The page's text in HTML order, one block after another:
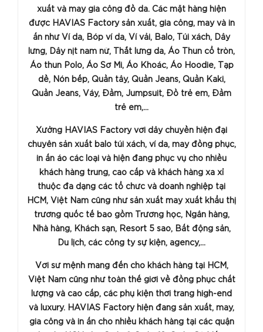
xuất và may gia công đồ da. Các mặt hàng hiện
được HAVIAS Factory sản xuất, gia công, may và in
ấn như Ví da, Bóp ví da, Ví vải, Balo, Túi xách, Dây
lưng, Dây nịt nam nữ, Thắt lưng da, Áo Thun cổ tròn,
Áo thun Polo, Áo Sơ Mi, Áo Khoác, Áo Hoodie, Tạp
dề, Nón bếp, Quần tây, Quần Jeans, Quần Kaki,
Quần Jeans, Váy, Đầm, Jumpsuit, Đồ trẻ em, Đầm
trẻ em,...
Xưởng HAVIAS Factory với dây chuyền hiện đại
chuyên sản xuất balo túi xách, ví da, may đồng phục,
in ấn áo các loại và hiện đang phục vụ cho nhiều
khách hàng trung, cao cấp và khách hàng xa xỉ
thuộc đa dạng các tổ chức và doanh nghiệp tại
HCM, Việt Nam cũng như sản xuất may xuất khẩu thị
trường quốc tế bao gồm Trường học, Ngân hàng,
Nhà hàng, Khách sạn, Resort 5 sao, Bất động sản,
Du lịch, các công ty sự kiện, agency,...
Với sứ mệnh mang đến cho khách hàng tại HCM,
Việt Nam cũng như toàn thế giới về đồng phục chất
lượng và cao cấp, các phụ kiện thời trang high-end
và luxury. HAVIAS Factory hiện đang sản xuất, may,
gia công và in ấn cho nhiều khách hàng tại các quận